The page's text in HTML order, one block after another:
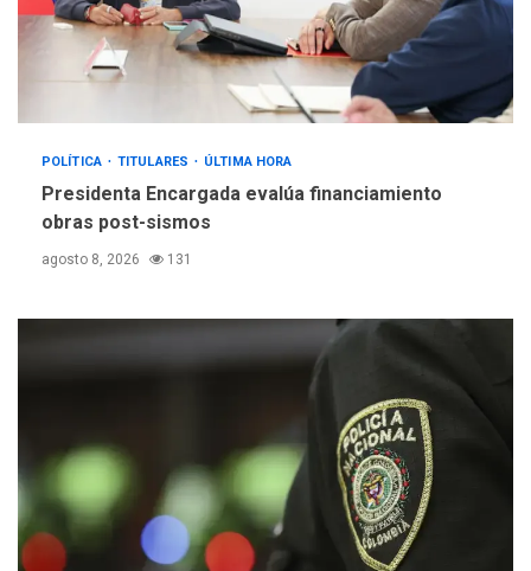
POLÍTICA TITULARES ÚLTIMA HORA
Presidenta Encargada evalúa financiamiento
obras post-sismos
agosto 8, 2026 131